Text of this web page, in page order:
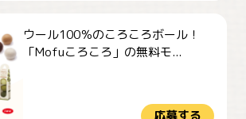
ウール100％のころころボール！
「Mofuころころ」の無料モ...
応募する